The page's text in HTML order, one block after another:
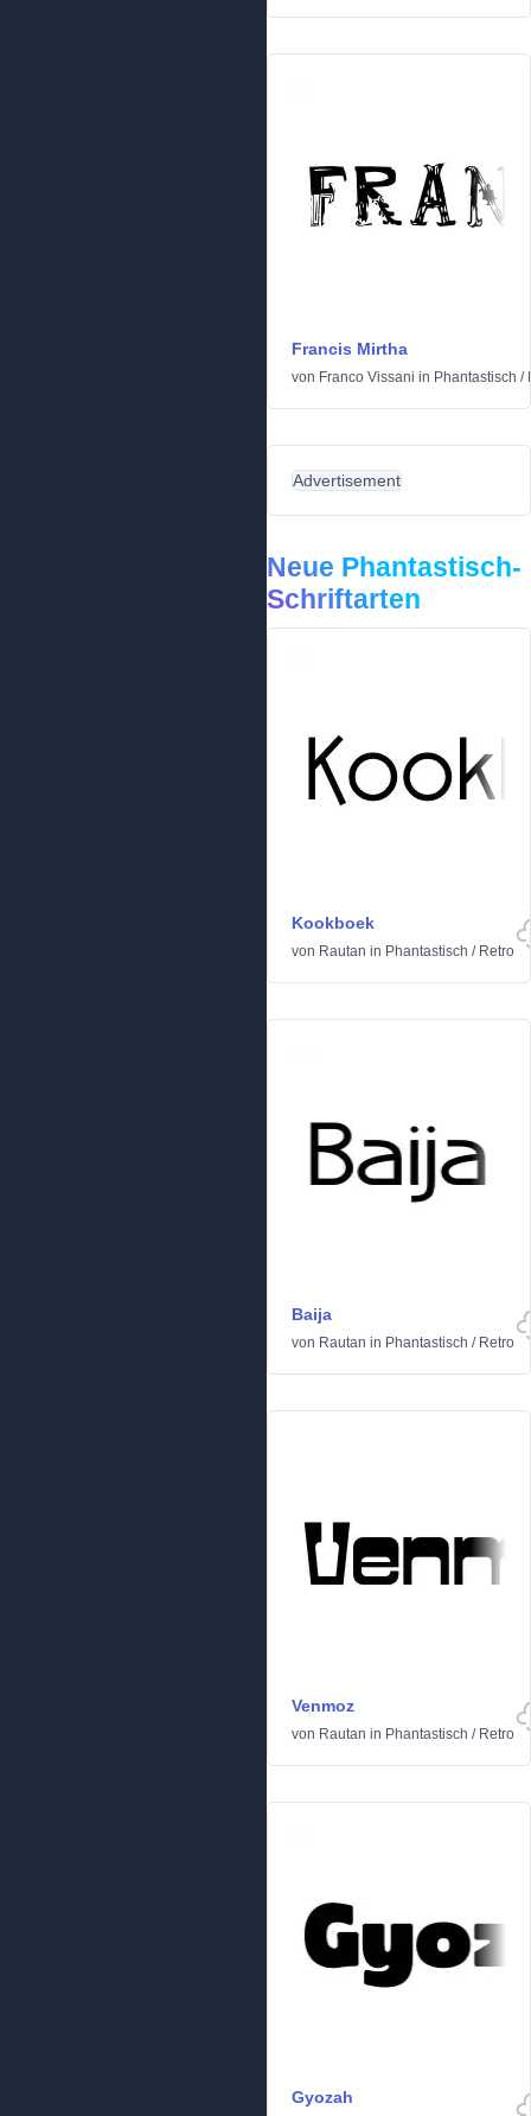
Francis Mirtha
von Franco Vissani in Phantastisch /
Advertisement
Neue Phantastisch-
Schriftarten
Kookboek
von Rautan in Phantastisch / Retro
Baija
von Rautan in Phantastisch / Retro
Venmoz
von Rautan in Phantastisch / Retro
Gyozah